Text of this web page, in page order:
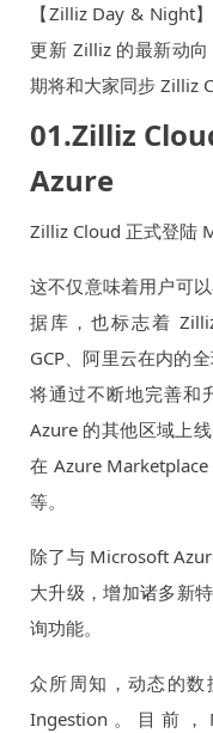
【Zilliz Day & Night
更新 Zilliz 的最新动
期将和大家同步 Zilliz
01.Zilliz
Azure
Zilliz Cloud 正式登陆
这不仅意味着用户可
据库，也标志着
GCP、阿里云在内的
将通过不断地完善和
Azure 的其他区域上
在 Azure
等。
除了与 Microsoft
大升级，增加诸多新
询功能。
众所周知，动态的
Ingestion。目前